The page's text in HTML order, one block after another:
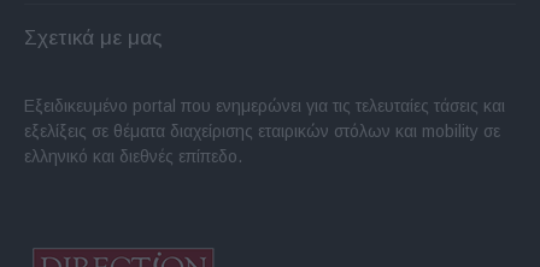
Σχετικά με μας
Εξειδικευμένο portal που ενημερώνει για τις τελευταίες τάσεις και
εξελίξεις σε θέματα διαχείρισης εταιρικών στόλων και mobility σε
ελληνικό και διεθνές επίπεδο.